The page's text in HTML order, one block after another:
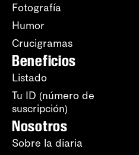
Fotografía
Humor
Crucigramas
Beneficios
Listado
Tu ID (número de
suscripción)
Nosotros
Sobre la diaria